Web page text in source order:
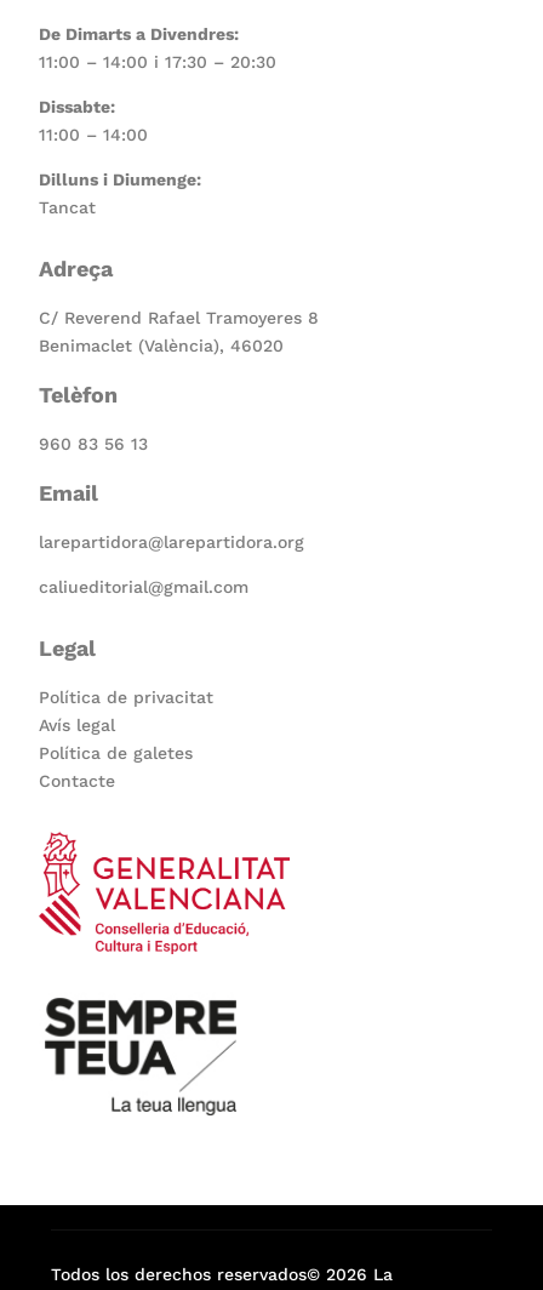
De Dimarts a Divendres:
11:00 – 14:00 i 17:30 – 20:30
Dissabte:
11:00 – 14:00
Dilluns i Diumenge:
Tancat
Adreça
C/ Reverend Rafael Tramoyeres 8
Benimaclet (València), 46020
Telèfon
960 83 56 13
Email
larepartidora@larepartidora.org
caliueditorial@gmail.com
Legal
Política de privacitat
Avís legal
Política de galetes
Contacte
Todos los derechos reservados© 2026 La